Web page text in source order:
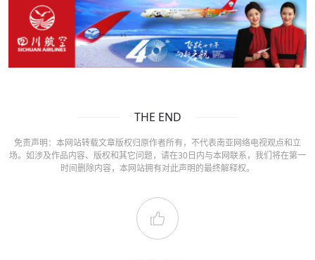
THE END
免责声明：本网站转载文章版权归原作者所有，不代表南亚网络电视观点和立
场。如涉及作品内容、版权和其它问题，请在30日内与本网联系，我们将在第一
时间删除内容，本网站拥有对此声明的最终解释权。